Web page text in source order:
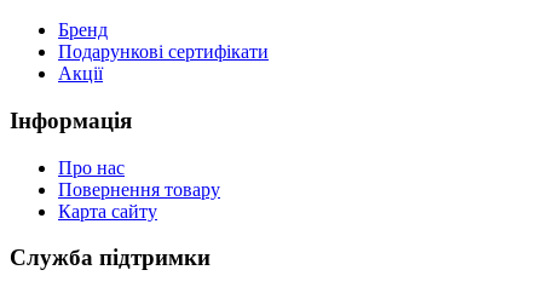
Бренд
Подарункові сертифікати
Акції
Інформація
Про нас
Повернення товару
Карта сайту
Служба підтримки